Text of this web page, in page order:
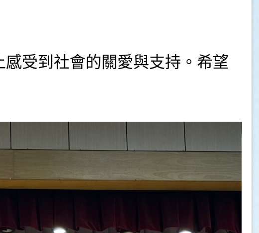
受到社會的關愛與支持。希望